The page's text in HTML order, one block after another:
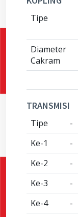
Tipe
Diameter
Cakram
TRANSMISI
Tipe -
Ke-1
-
Ke-2
-
Ke-3
-
Ke-4
-